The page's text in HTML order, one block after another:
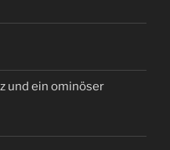
und ein ominöser